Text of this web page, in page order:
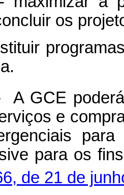
os
programas
A GCE poderá
e
para os
de 21 de